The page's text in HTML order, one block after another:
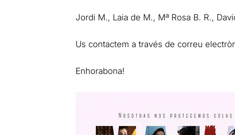
Jordi M., Laia de M., Mª Rosa B. R.,
Us contactem a través de correu
Enhorabona!